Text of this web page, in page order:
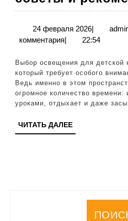
24 февраля 202624
февраля
|
комментария
22:54
Выбор освещения для детской комнаты – процесс,
который требует особого
Ведь именно в этом
огромное количество времени:
уроками, отдыхает и даже
ЧИТАТЬ ДАЛЕЕЧИТАТЬ
ДАЛЕЕ